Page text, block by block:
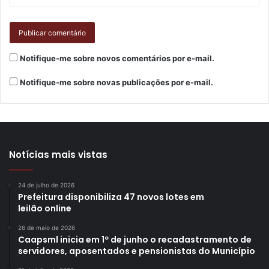
dias de execução. E os que sinalizam interesse de serem
atendidos nos acolhimentos permanentes do Município
podem ter a oportunidade de encaminhamento aos
serviços de referência, sob análise da SMAS.
Foto: Emerson Dias / arquivo NCom
Notifique-me sobre novos comentários por e-mail.
Notifique-me sobre novas publicações por e-mail.
Notícias mais vistas
24 de julho de 2026
Prefeitura disponibiliza 47 novos lotes em
leilão online
26 de maio de 2026
Caapsml inicia em 1º de junho o recadastramento de
servidores, aposentados e pensionistas do Município